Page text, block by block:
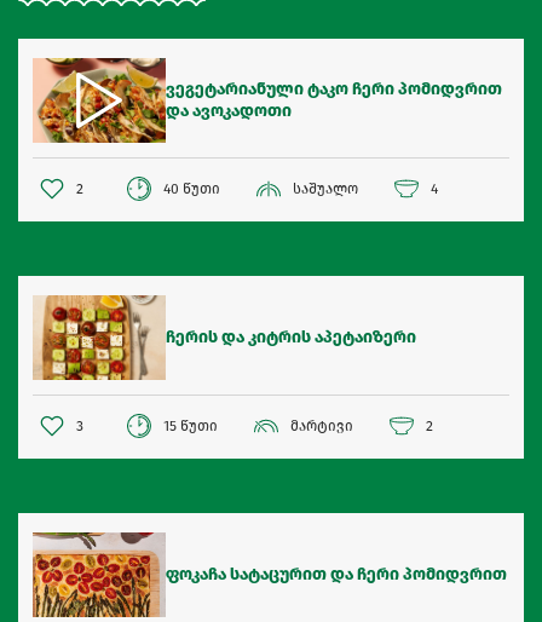
ვეგეტარიანული ტაკო ჩერი პომიდვრით
და ავოკადოთი
2 40 წუთი საშუალო 4
ჩერის და კიტრის აპეტაიზერი
3 15 წუთი მარტივი 2
ფოკაჩა სატაცურით და ჩერი პომიდვრით